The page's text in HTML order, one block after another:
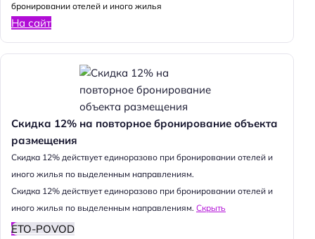
бронировании отелей и иного жилья
На сайт
Скидка 12% на повторное бронирование объекта
размещения
Cкидка 12% действует единоразово при бронировании отелей и
иного жилья по выделенным направлениям.
Cкидка 12% действует единоразово при бронировании отелей и
иного жилья по выделенным направлениям. Скрыть
ETO-POVOD